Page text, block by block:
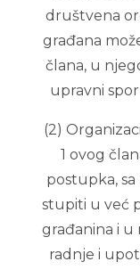
društvena
građana
člana, u
upravni
(2)
1 ovog
postupka,
stupiti u već
građanina i
radnje i